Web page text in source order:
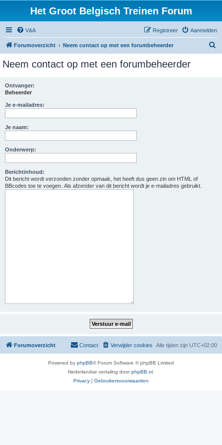
Het Groot Belgisch Treinen Forum
V&A Aanmelden
Registreer
Forumoverzicht Neem contact op met een forumbeheerder
Neem contact op met een forumbeheerder
Ontvanger:
Beheerder
Je e-mailadres:
Je naam:
Onderwerp:
Berichtinhoud:
Dit bericht wordt verzonden zonder opmaak, het heeft dus geen zin om HTML of
BBcodes toe te voegen. Als afzender van dit bericht wordt je e-mailadres gebruikt.
Forumoverzicht Alle tijden zijn UTC+02:00
Verwijder cookies
Contact
Powered by phpBB® Forum Software © phpBB Limited
Nederlandse vertaling doorphpBB.nl
Privacy | Gebruikersvoorwaarden